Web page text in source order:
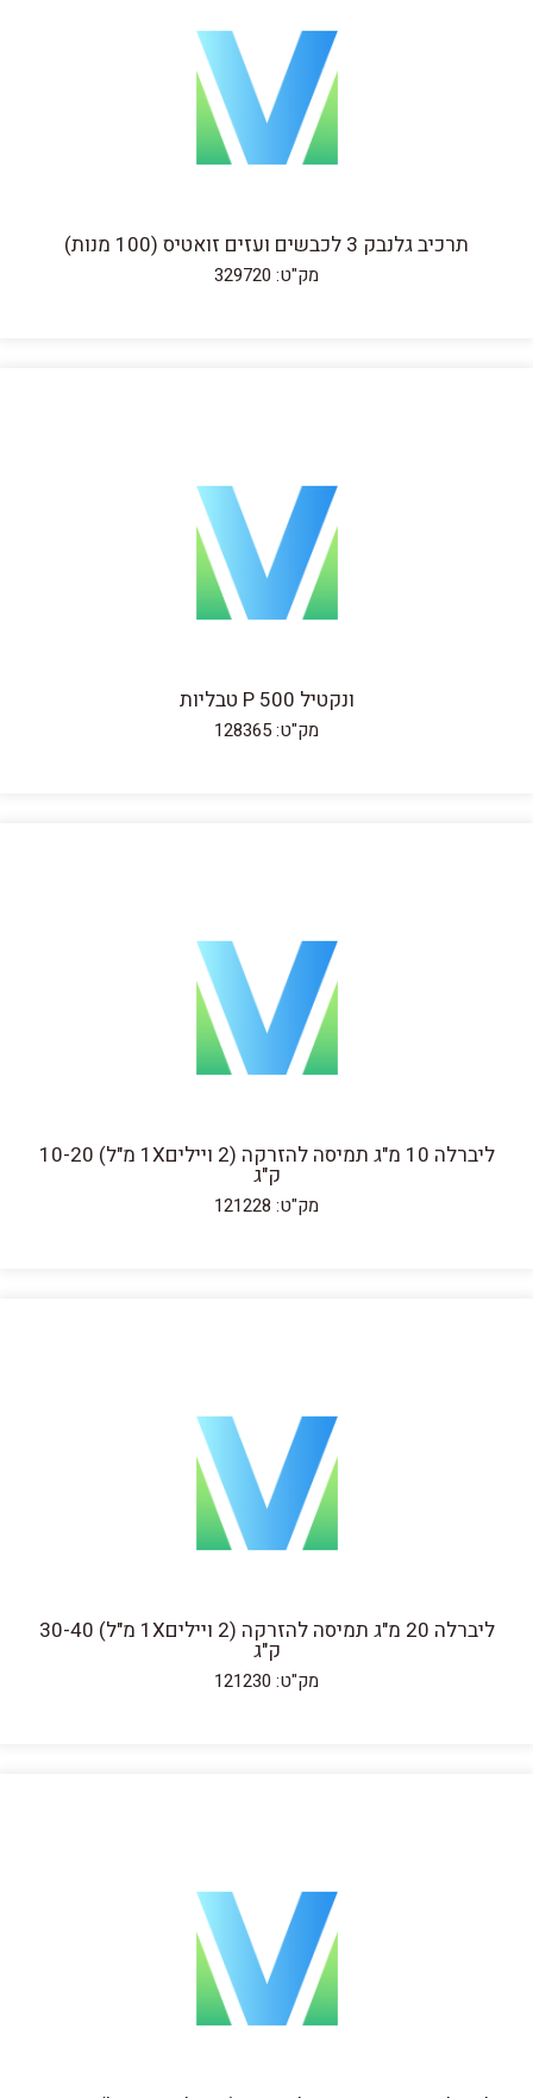
תרכיב גלנבק 3 לכבשים ועזים זואטיס (100 מנות)
מק"ט: 329720
ונקטיל 500 P טבליות
מק"ט: 128365
ליברלה 10 מ"ג תמיסה להזרקה (2 ויילים1X מ"ל) 10-20
ק"ג
מק"ט: 121228
ליברלה 20 מ"ג תמיסה להזרקה (2 ויילים1X מ"ל) 30-40
ק"ג
מק"ט: 121230